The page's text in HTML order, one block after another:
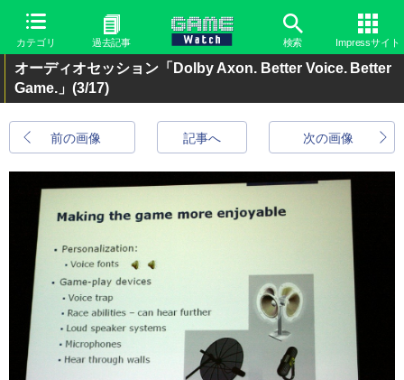
カテゴリ 過去記事 検索 Impressサイト
オーディオセッション「Dolby Axon. Better Voice. Better
Game.」 (3/17)
前の画像 次の画像
記事へ